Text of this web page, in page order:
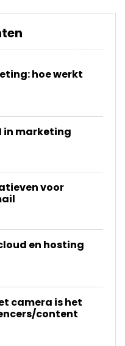
hoe werkt
in marketing
voor
en hosting
camera is het
content